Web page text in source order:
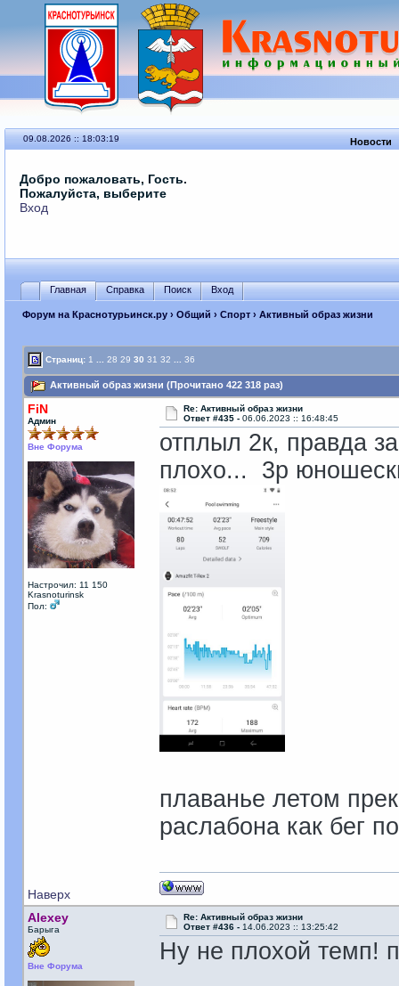
09.08.2026 :: 18:03:19 Новости
Добро пожаловать, Гость.
Пожалуйста, выберите
Вход
Главная Справка Поиск Вход
Форум на Краснотурьинск.ру› Общий › Спорт› Активный образ жизни
Страниц: 1 28 29 30 31 32 36
Активный образ жизни (Прочитано 422 318 раз)
FiN
Админ
Вне Форума
Настрочил: 11 150
Krasnoturinsk
Пол:
Re: Активный образ жизни
Ответ #435 - 06.06.2023 :: 16:48:45
отплыл 2к, правда
плохо... 3р
плаванье летом
раслабона как бег
Наверх
Alexey
Барыга
Вне Форума
Re: Активный образ жизни
Ответ #436 - 14.06.2023 :: 13:25:42
Ну не плохой темп!